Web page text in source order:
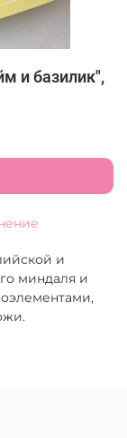
и базилик",
и
миндаля и